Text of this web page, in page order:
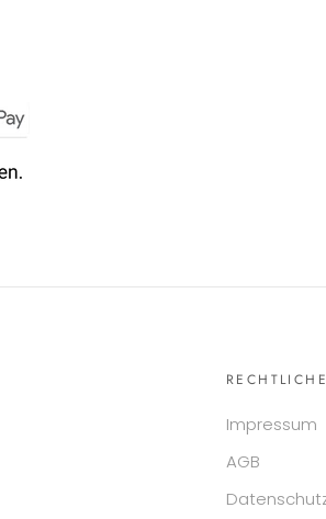
Impressum
AGB